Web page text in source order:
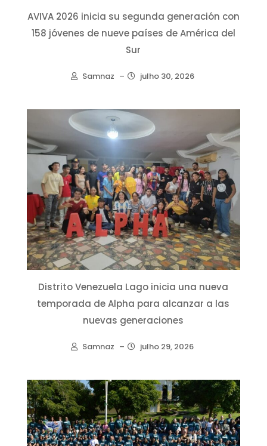
AVIVA 2026 inicia su segunda generación con
158 jóvenes de nueve países de América del
Sur
Samnaz – julho 30, 2026
Distrito Venezuela Lago inicia una nueva
temporada de Alpha para alcanzar a las
nuevas generaciones
Samnaz – julho 29, 2026